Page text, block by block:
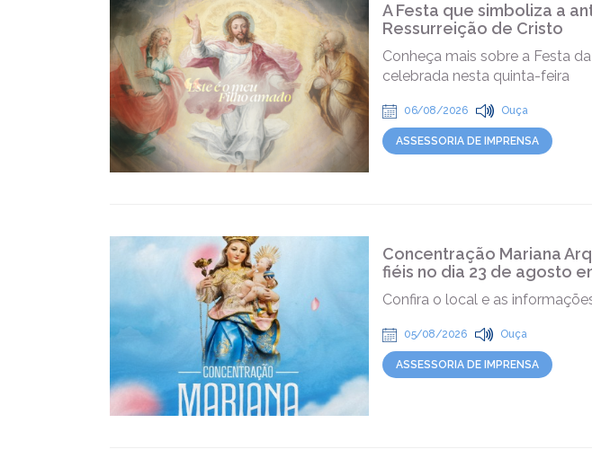
A Festa que simboliza a
Ressurreição de Cristo
Conheça mais sobre a Festa
celebrada nesta quinta-feira
06/08/2026 Ouça
ASSESSORIA DE IMPRENSA
Concentração Mariana
fiéis no dia 23 de agosto
Confira o local e as
05/08/2026 Ouça
ASSESSORIA DE IMPRENSA